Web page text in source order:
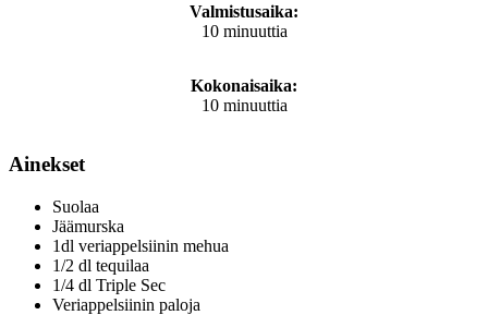
Valmistusaika:
10 minuuttia
Kokonaisaika:
10 minuuttia
Ainekset
Suolaa
Jäämurska
1dl veriappelsiinin mehua
1/2 dl tequilaa
1/4 dl Triple Sec
Veriappelsiinin paloja